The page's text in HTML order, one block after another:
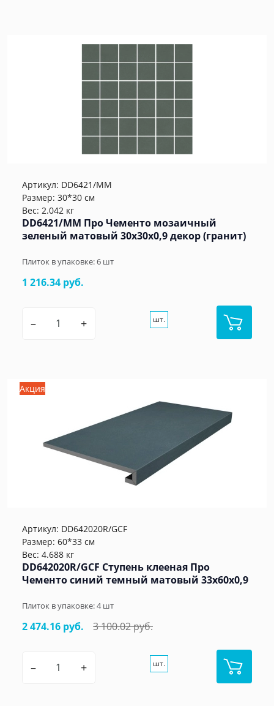
Артикул: DD6421/MM
Размер: 30*30 см
Вес: 2.042 кг
DD6421/MM Про Чементо мозаичный
зеленый матовый 30x30x0,9 декор (гранит)
Плиток в упаковке:6 шт
1 216.34 руб.
– + шт.
Акция
Артикул: DD642020R/GCF
Размер: 60*33 см
Вес: 4.688 кг
DD642020R/GCF Ступень клееная Про
Чементо синий темный матовый 33x60x0,9
Плиток в упаковке:4шт
2 474.16 руб. 3 100.02 руб.
– + шт.